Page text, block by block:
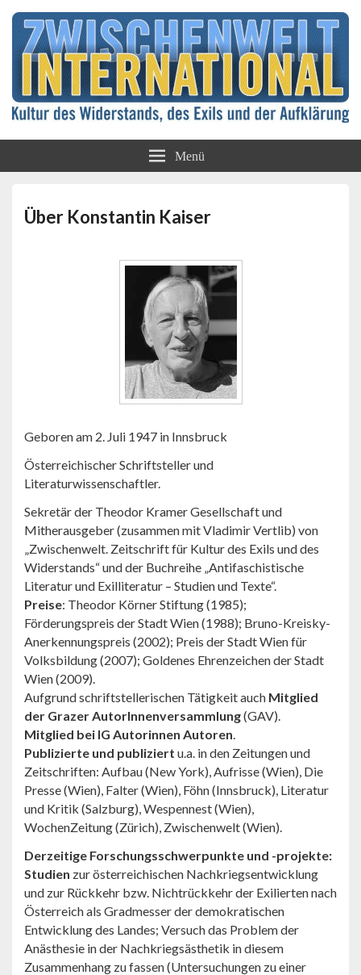
Zwischenwelt
International
Menü
Über Konstantin Kaiser
Geboren am 2. Juli 1947 in Innsbruck
Österreichischer Schriftsteller und
Literaturwissenschaftler.
Sekretär der Theodor Kramer Gesellschaft und
Mitherausgeber (zusammen mit Vladimir Vertlib) von
„Zwischenwelt. Zeitschrift für Kultur des Exils und des
Widerstands“ und der Buchreihe „Antifaschistische
Literatur und Exilliteratur – Studien und Texte“.
Preise: Theodor Körner Stiftung (1985);
Förderungspreis der Stadt Wien (1988); Bruno-Kreisky-
Anerkennungspreis (2002); Preis der Stadt Wien für
Volksbildung (2007); Goldenes Ehrenzeichen der Stadt
Wien (2009).
Aufgrund schriftstellerischen Tätigkeit auch Mitglied
der Grazer AutorInnenversammlung(GAV).
Mitglied bei IG Autorinnen Autoren
Publizierte und publiziert u.a. in den Zeitungen und
Zeitschriften: Aufbau (New York), Aufrisse (Wien), Die
Presse (Wien), Falter (Wien), Föhn (Innsbruck), Literatur
und Kritik (Salzburg), Wespennest (Wien),
WochenZeitung (Zürich), Zwischenwelt (Wien).
Derzeitige Forschungsschwerpunkte und -projekte:
Studien zur österreichischen Nachkriegsentwicklung
und zur Rückkehr bzw. Nichtrückkehr der Exilierten nach
Österreich als Gradmesser der demokratischen
Entwicklung des Landes; Versuch das Problem der
Anästhesie in der Nachkriegsästhetik in diesem
Zusammenhang zu fassen (Untersuchungen zu einer